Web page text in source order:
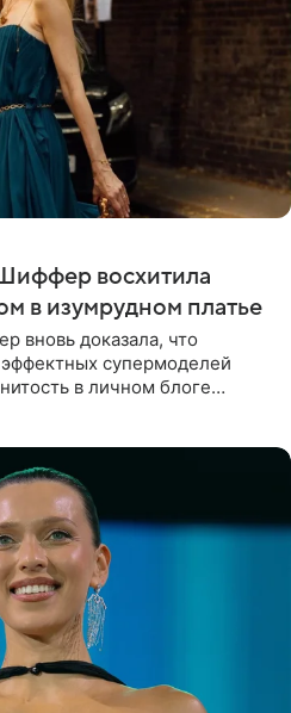
восхитила
в изумрудном платье
вновь доказала, что
супермоделей
в личном блоге